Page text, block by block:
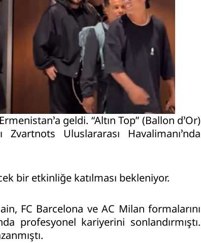
geldi. “Altın Top” (Ballon d’Or)
Uluslararası Havalimanı’nda
bir etkinliğe katılması bekleniyor.
FC Barcelona ve AC Milan formalarını
profesyonel kariyerini sonlandırmıştı.